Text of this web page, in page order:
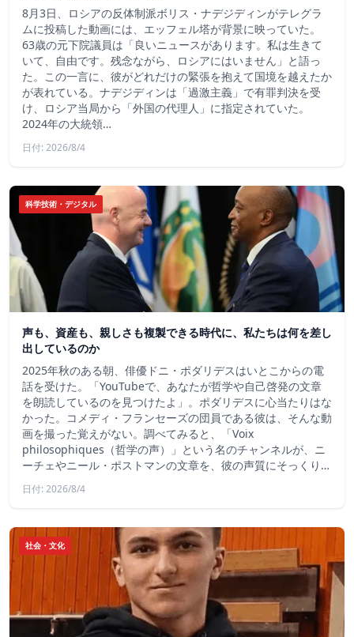
8月3日、ロシアの反体制派ボリス・ナデジディンがテレグラ
ムに投稿した動画には、エッフェル塔が背景に映っていた。
63歳の元下院議員は「良いニュースがあります。私は生きて
いて、自由です。残念ながら、ロシアにはいません」と語っ
た。この一言に、彼がどれだけの緊張を抱えて国境を越えたか
が表れている。ナデジディンは「過激主義」で有罪判決を受
け、ロシア当局から「外国の代理人」に指定されていた。
2024年の大統領…
日付: 2026/8/4
科学技術・デジタル
声も、資産も、親しさも複製できる時代に、私たちは何を差し
出しているのか
2025年秋のある朝、俳優ドニ・ポダリデスはいとこからの電
話を受けた。「YouTubeで、あなたが哲学や自己啓発の文章
を朗読しているのを見つけたよ」。ポダリデスに心当たりはな
かった。コメディ・フランセーズの団員である彼は、そんな動
画を撮った覚えがない。調べてみると、「Voix
philosophiques（哲学の声）」という名のチャンネルが、ニ
ーチェやニール・ポストマンの文章を、彼の声質にそっくり…
日付: 2026/8/4
社会・文化